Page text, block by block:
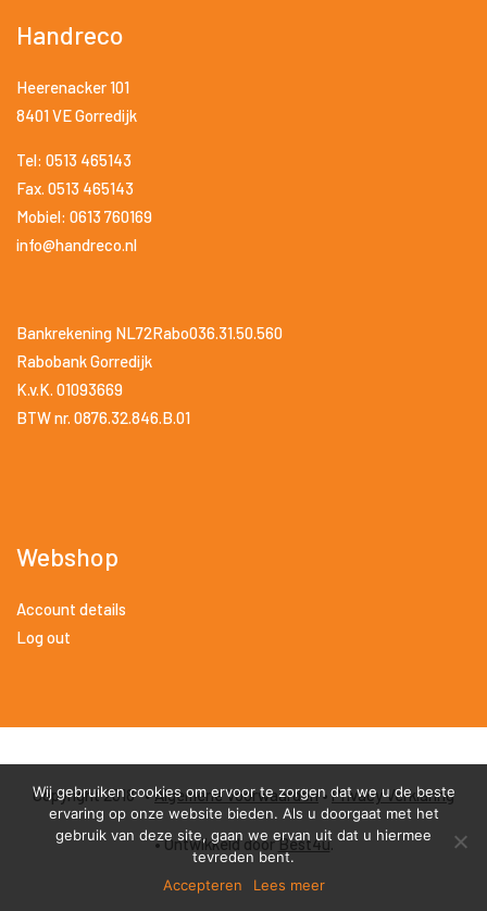
Handreco
Heerenacker 101
8401 VE Gorredijk
Tel: 0513 465143
Fax. 0513 465143
Mobiel: 0613 760169
info@handreco.nl
Bankrekening NL72Rabo036.31.50.560
Rabobank Gorredijk
K.v.K. 01093669
BTW nr. 0876.32.846.B.01
Webshop
Account details
Log out
Copyright 2018 •Algemene Voorwaarden•Privacy Verklaring
• Ontwikkeld doorBest4u.
Wij gebruiken cookies om ervoor te zorgen dat we u de beste
ervaring op onze website bieden. Als u doorgaat met het
gebruik van deze site, gaan we ervan uit dat u hiermee
tevreden bent.
Accepteren
Lees meer